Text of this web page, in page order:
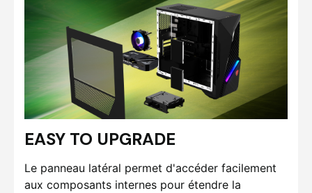
EASY TO UPGRADE
Le panneau latéral permet d'accéder facilement
aux composants internes pour étendre la